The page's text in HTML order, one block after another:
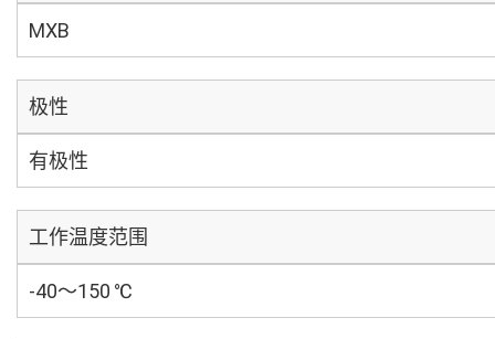
MXB
极性
有极性
工作温度范围
-40～150 ℃